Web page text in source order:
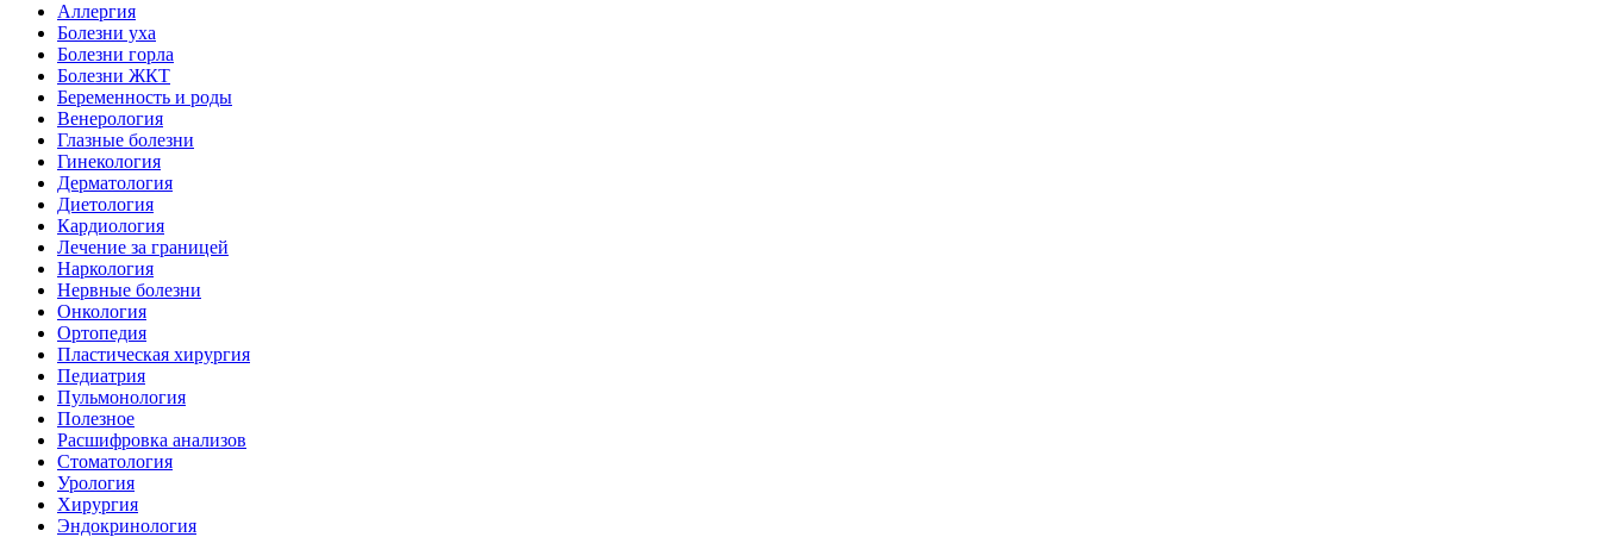
Аллергия
Болезни уха
Болезни горла
Болезни ЖКТ
Беременность и роды
Венерология
Глазные болезни
Гинекология
Дерматология
Диетология
Кардиология
Лечение за границей
Наркология
Нервные болезни
Онкология
Ортопедия
Пластическая хирургия
Педиатрия
Пульмонология
Полезное
Расшифровка анализов
Стоматология
Урология
Хирургия
Эндокринология